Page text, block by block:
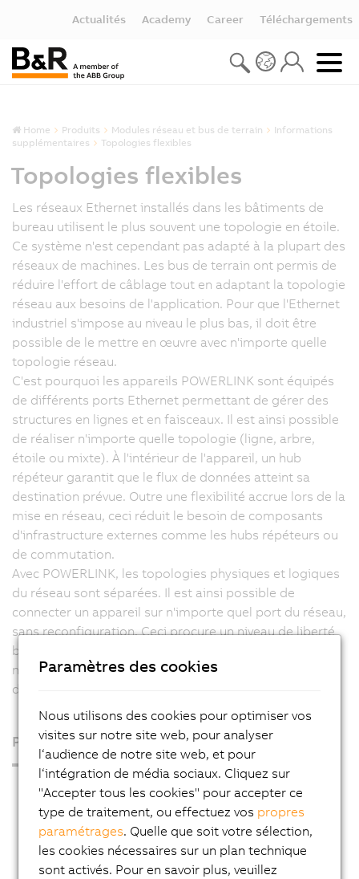
Actualités Academy Career Téléchargements
Home Produits Modules réseau et bus de terrain
Informations
supplémentaires
Topologies flexibles
Topologies flexibles
Les réseaux Ethernet installés dans les bâtiments de
bureau utilisent le plus souvent une topologie en étoile.
Ce système n'est cependant pas adapté à la plupart des
réseaux de machines. Les bus de terrain ont permis de
réduire l'effort de câblage tout en adaptant la topologie
réseau aux besoins de l'application. Pour que l'Ethernet
industriel s'impose au niveau le plus bas, il doit être
possible de le mettre en œuvre avec n'importe quelle
topologie réseau.
C'est pourquoi les appareils POWERLINK sont équipés
de différents ports Ethernet permettant de gérer des
structures en lignes et en faisceaux. Il est ainsi possible
de réaliser n'importe quelle topologie (ligne, arbre,
étoile ou mixte). À l'intérieur de l'appareil, un hub
répéteur garantit que le flux de données atteint sa
destination prévue. Outre une flexibilité accrue lors de la
mise en réseau, ceci réduit le besoin de composants
d'infrastructure externes comme les hubs répéteurs ou
de commutation.
Avec POWERLINK, les topologies physiques et logiques
du réseau sont séparées. Il est ainsi possible de
connecter un appareil sur n'importe quel port du réseau,
sans reconfiguration. Ceci procure un niveau de liberté
bien plus élevé lors de la conception et de la mise à
niveau de systèmes de machines modulaires, et bien
des erreurs de câblage sont évitées.
Produits
PC industriels
Visualisation et commande
Systèmes de contrôle
Systèmes d’E/S
Paramètres des cookies
Nous utilisons des cookies pour optimiser vos
visites sur notre site web, pour analyser
l‘audience de notre site web, et pour
l‘intégration de média sociaux. Cliquez sur
"Accepter tous les cookies" pour accepter ce
type de traitement, ou effectuez vos propres
paramétrages. Quelle que soit votre sélection,
les cookies nécessaires sur un plan technique
sont activés. Pour en savoir plus, veuillez